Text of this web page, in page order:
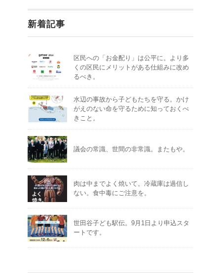
新着記事
区民への「お金配り」は公平に。より多
くの区民にメリットがある仕組みに改め
るべき。
水辺の事故から子どもたちを守る。かけ
がえのない命を守るために知っておくべ
きこと。
議会の常識、世間の非常識。またもや。
肉は中までよく焼いて。冷蔵庫は過信し
ない。食中毒にご注意を。
世田谷子ども駅伝。9月1日より申込スタ
ートです。